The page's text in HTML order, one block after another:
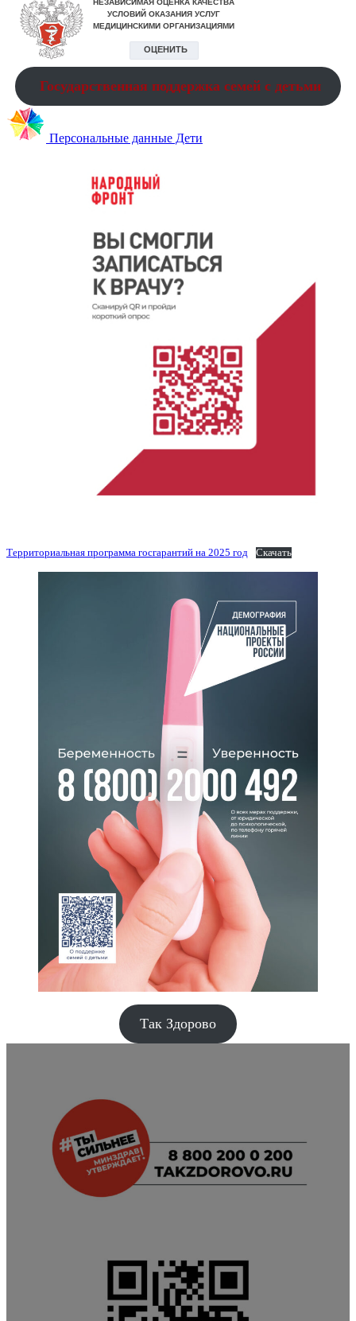
Государственная поддержка семей с детьми
Персональные данные Дети
Территориальная программа госгарантий на 2025 год Скачать
Так Здорово